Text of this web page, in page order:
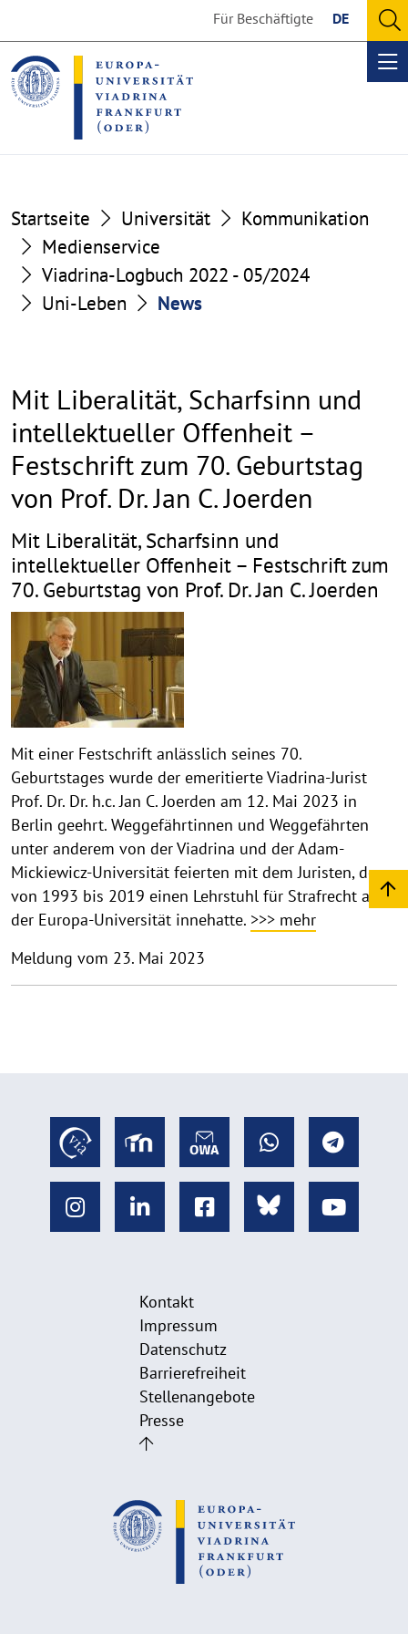
the
content
section
the
footer
section
Für Beschäftigte DE
Startseite Universität
Kommunikation
Medienservice
Viadrina-Logbuch 2022 - 05/2024
Uni-Leben
News
Mit Liberalität, Scharfsinn und
intellektueller Offenheit –
Festschrift zum 70. Geburtstag
von Prof. Dr. Jan C. Joerden
Mit Liberalität, Scharfsinn und
intellektueller Offenheit – Festschrift zum
70. Geburtstag von Prof. Dr. Jan C. Joerden
Mit einer Festschrift anlässlich seines 70.
Geburtstages wurde der emeritierte Viadrina-Jurist
Prof. Dr. Dr. h.c. Jan C. Joerden am 12. Mai 2023 in
Berlin geehrt. Weggefährtinnen und Weggefährten
unter anderem von der Viadrina und der Adam-
Mickiewicz-Universität feierten mit dem Juristen, der
von 1993 bis 2019 einen Lehrstuhl für Strafrecht an
der Europa-Universität innehatte. >>> mehr
Meldung vom 23. Mai 2023
Kontakt
Impressum
Datenschutz
Barrierefreiheit
Stellenangebote
Presse